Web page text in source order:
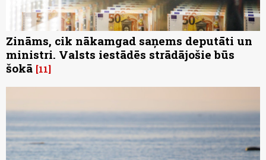
Zināms, cik nākamgad saņems deputāti un
ministri. Valsts iestādēs strādājošie būs
šokā 11